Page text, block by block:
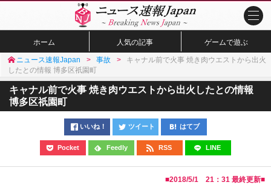
ホーム 人気の記事 ゲームで遊ぶ
ニュース速報Japan 事故
キャナル前で火事 焼き肉ウエストから出火
したとの情報 博多区祇園町
キャナル前で火事 焼き肉ウエストから出火したとの情報
博多区祇園町
いいね！ ツイート はてブ
Pocket Feedly RSS LINE
■2018/5/1 21：31 最終更新■